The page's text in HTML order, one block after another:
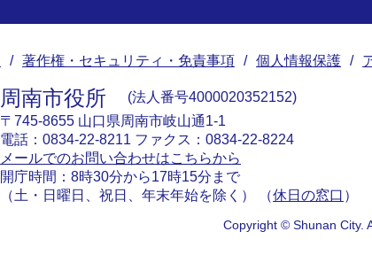
著作権・セキュリティ・免責事項 個人情報保護
周南市役所
法人番号4000020352152
〒745-8655 山口県周南市岐山通1-1
電話：0834-22-8211 ファクス：0834-22-8224
メールでのお問い合わせはこちらから
開庁時間：8時30分から17時15分まで
（土・日曜日、祝日、年末年始を除く） （休日の窓口 ）
Copyright © Shunan City.